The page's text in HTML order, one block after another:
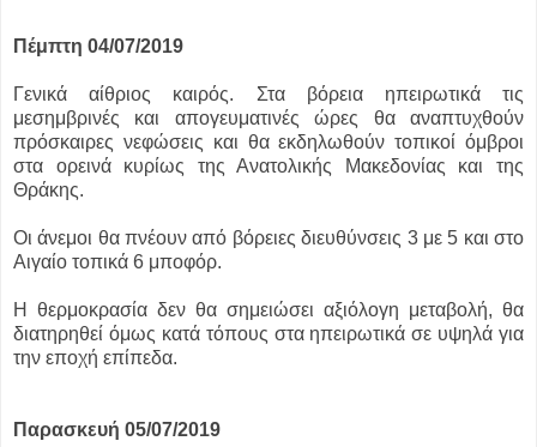
Πέμπτη 04/07/2019
Γενικά αίθριος καιρός. Στα βόρεια ηπειρωτικά τις
μεσημβρινές και απογευματινές ώρες θα αναπτυχθούν
πρόσκαιρες νεφώσεις και θα εκδηλωθούν τοπικοί όμβροι
στα ορεινά κυρίως της Ανατολικής Μακεδονίας και της
Θράκης.
Οι άνεμοι θα πνέουν από βόρειες διευθύνσεις 3 με 5 και στο
Αιγαίο τοπικά 6 μποφόρ.
Η θερμοκρασία δεν θα σημειώσει αξιόλογη μεταβολή, θα
διατηρηθεί όμως κατά τόπους στα ηπειρωτικά σε υψηλά για
την εποχή επίπεδα.
Παρασκευή 05/07/2019